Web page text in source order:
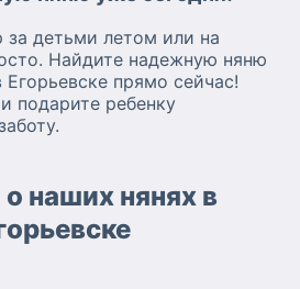
детьми летом или на
Найдите надежную няню
прямо сейчас!
подарите ребенку
наших нянях в